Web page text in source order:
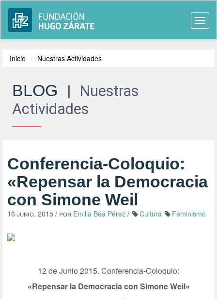
Inicio Nuestras Actividades
BLOG |
Nuestras
Actividades
Conferencia-Coloquio:
«Repensar la Democracia
con Simone Weil
16 junio, 2015 / por Emilia Bea Pérez / Cultura Feminismo
12 de Junio 2015. Conferencia-Coloquio:
«Repensar la Democracia con Simone Weil»